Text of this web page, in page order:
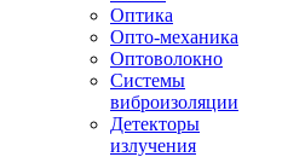
Оптика
Опто-механика
Оптоволокно
Системы
виброизоляции
Детекторы
излучения